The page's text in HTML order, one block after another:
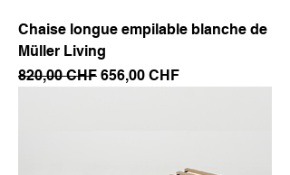
Chaise longue empilable blanche de
Müller Living
Prix original
820,00 CHF Prix promotionnel
656,00 CHF